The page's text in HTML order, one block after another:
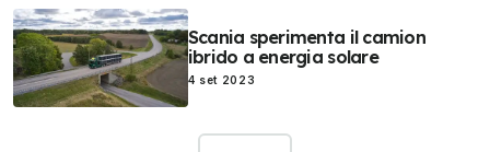
Scania sperimenta il camion
ibrido a energia solare
4 set 2023